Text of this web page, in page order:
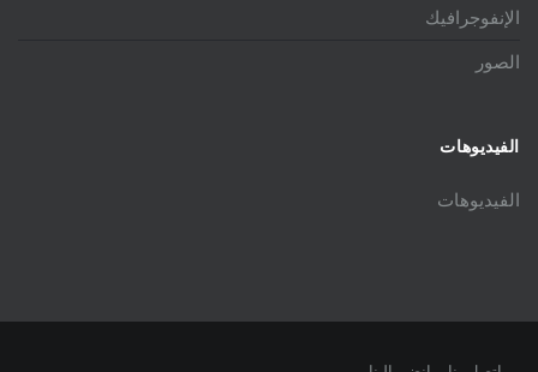
الإنفوجرافيك
الصور
الفيديوهات
الفيديوهات